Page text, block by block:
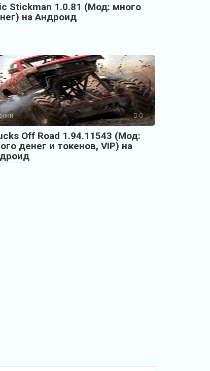
Stickman 1.0.81 (Мод: много
на Андроид
0
Off Road 1.94.11543 (Мод:
денег и токенов, VIP) на